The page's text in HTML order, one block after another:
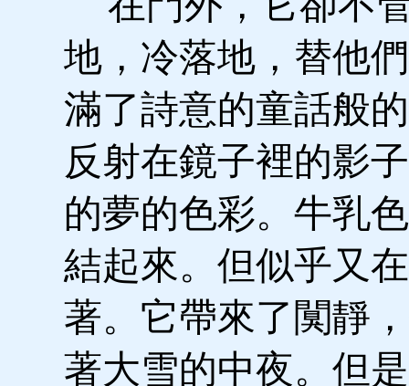
地，冷落地，替他
滿了詩意的童話般
反射在鏡子裡的影
的夢的色彩。牛乳
結起來。但似乎又
著。它帶來了闃靜
著大雪的中夜。但